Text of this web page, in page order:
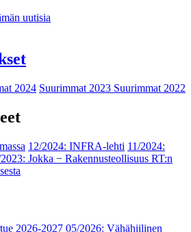
uutisia
2024 Suurimmat 2023 Suurimmat 2022
12/2024: INFRA-lehti 11/2024:
Jokka − Rakennusteollisuus RT:n
2026-2027 05/2026: Vähähiilinen